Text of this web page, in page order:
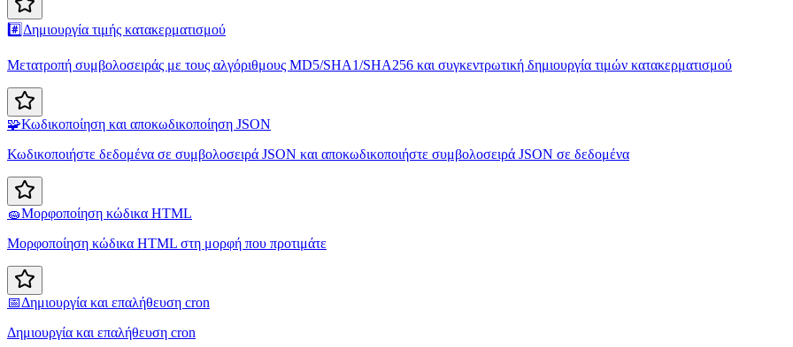
#️⃣ Δημιουργία τιμής κατακερματισμού
Μετατροπή συμβολοσειράς με τους αλγόριθμους MD5/SHA1/SHA256 και συγκεντρωτική δημιουργία τιμών κατακερματισμού
🧩Κωδικοποίηση και αποκωδικοποίηση JSON
Κωδικοποιήστε δεδομένα σε συμβολοσειρά JSON και αποκωδικοποιήστε συμβολοσειρά JSON σε δεδομένα
🧽Μορφοποίηση κώδικα HTML
Μορφοποίηση κώδικα HTML στη μορφή που προτιμάτε
📅Δημιουργία και επαλήθευση cron
Δημιουργία και επαλήθευση cron